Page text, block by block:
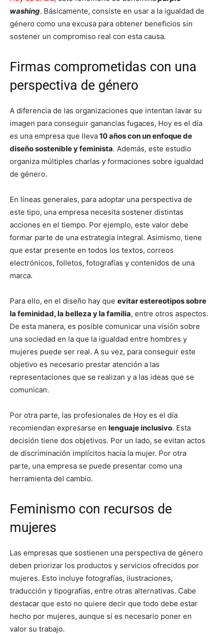
washing. Básicamente, consiste en usar a la igualdad de
género como una excusa para obtener beneficios sin
sostener un compromiso real con esta causa.
Firmas comprometidas con una
perspectiva de género
A diferencia de las organizaciones que intentan lavar su
imagen para conseguir ganancias fugaces, Hoy es el día
es una empresa que lleva10 años con un enfoque de
diseño sostenible y feminista. Además, este estudio
organiza múltiples charlas y formaciones sobre igualdad
de género.
En líneas generales, para adoptar una perspectiva de
este tipo, una empresa necesita sostener distintas
acciones en el tiempo. Por ejemplo, este valor debe
formar parte de una estrategia integral. Asimismo, tiene
que estar presente en todos los textos, correos
electrónicos, folletos, fotografías y contenidos de una
marca.
Para ello, en el diseño hay que evitar estereotipos sobre
la feminidad, la belleza y la familia, entre otros aspectos.
De esta manera, es posible comunicar una visión sobre
una sociedad en la que la igualdad entre hombres y
mujeres puede ser real. A su vez, para conseguir este
objetivo es necesario prestar atención a las
representaciones que se realizan y a las ideas que se
comunican.
Por otra parte, las profesionales de Hoy es el día
recomiendan expresarse en lenguaje inclusivo. Esta
decisión tiene dos objetivos. Por un lado, se evitan actos
de discriminación implícitos hacia la mujer. Por otra
parte, una empresa se puede presentar como una
herramienta del cambio.
Feminismo con recursos de
mujeres
Las empresas que sostienen una perspectiva de género
deben priorizar los productos y servicios ofrecidos por
mujeres. Esto incluye fotografías, ilustraciones,
traducción y tipografías, entre otras alternativas. Cabe
destacar que esto no quiere decir que todo debe estar
hecho por mujeres, aunque sí es necesario poner en
valor su trabajo.